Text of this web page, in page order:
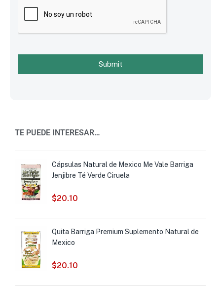
Submit
TE PUEDE INTERESAR…
Cápsulas Natural de Mexico Me Vale Barriga
Jenjibre Té Verde Ciruela
$20.10
Quita Barriga Premium Suplemento Natural de
Mexico
$20.10